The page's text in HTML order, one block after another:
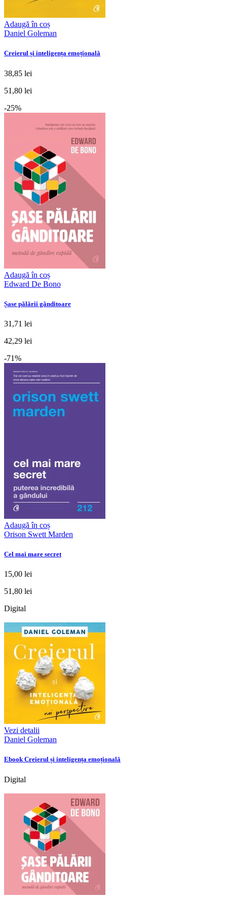
Adaugă în coș
Daniel Goleman
Creierul și inteligența emoțională
38,85 lei
51,80 lei
-25%
Adaugă în coș
Edward De Bono
Șase pălării gânditoare
31,71 lei
42,29 lei
-71%
Adaugă în coș
Orison Swett Marden
Cel mai mare secret
15,00 lei
51,80 lei
Digital
Vezi detalii
Daniel Goleman
Ebook Creierul și inteligența emoțională
Digital